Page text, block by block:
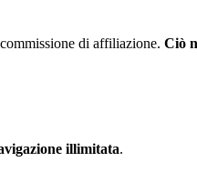
di affiliazione. Ciò
illimitata.